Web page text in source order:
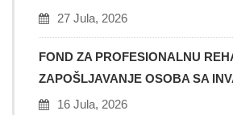
27 Jula, 2026
FOND ZA PROFESIONALNU
ZAPOŠLJAVANJE OSOBA SA
16 Jula, 2026